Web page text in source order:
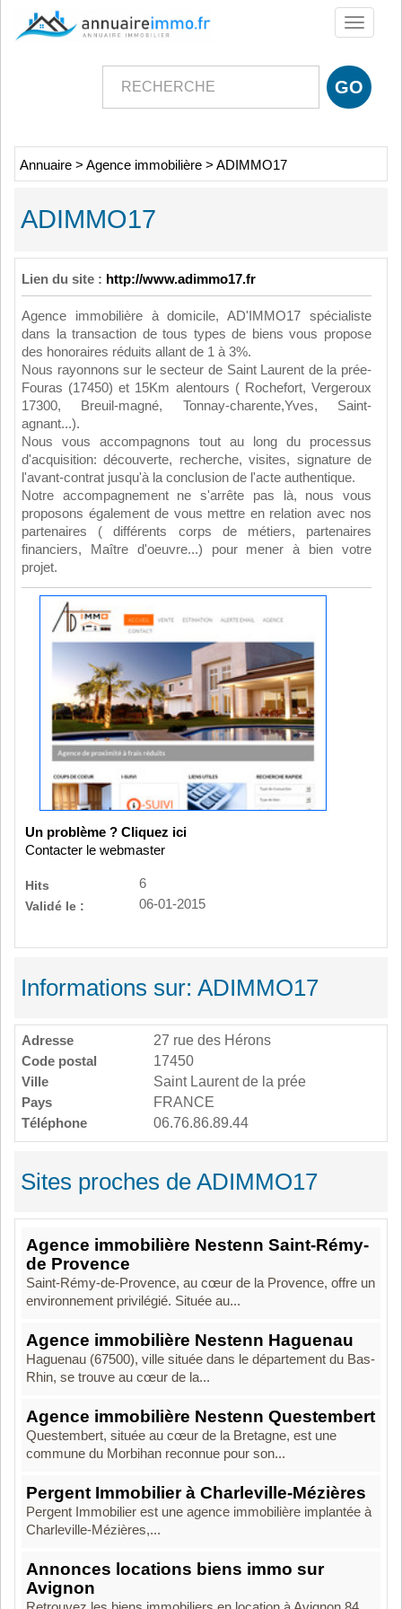
Toggle
Annuaire > Agence immobilière > ADIMMO17
ADIMMO17
Lien du site : http://www.adimmo17.fr
Agence immobilière à domicile, AD'IMMO17 spécialiste
dans la transaction de tous types de biens vous propose
des honoraires réduits allant de 1 à 3%.
Nous rayonnons sur le secteur de Saint Laurent de la prée-
Fouras (17450) et 15Km alentours ( Rochefort, Vergeroux
17300, Breuil-magné, Tonnay-charente,Yves, Saint-
agnant...).
Nous vous accompagnons tout au long du processus
d'acquisition: découverte, recherche, visites, signature de
l'avant-contrat jusqu'à la conclusion de l'acte authentique.
Notre accompagnement ne s'arrête pas là, nous vous
proposons également de vous mettre en relation avec nos
partenaires ( différents corps de métiers, partenaires
financiers, Maître d'oeuvre...) pour mener à bien votre
projet.
Un problème ? Cliquez ici
Contacter le webmaster
Hits
6
Validé le :
06-01-2015
Informations sur: ADIMMO17
Adresse
27 rue des Hérons
Code postal
17450
Ville
Saint Laurent de la prée
Pays
FRANCE
Téléphone
06.76.86.89.44
Sites proches de ADIMMO17
Agence immobilière Nestenn Saint-Rémy-
de Provence
Saint-Rémy-de-Provence, au cœur de la Provence, offre un
environnement privilégié. Située au...
Agence immobilière Nestenn Haguenau
Haguenau (67500), ville située dans le département du Bas-
Rhin, se trouve au cœur de la...
Agence immobilière Nestenn Questembert
Questembert, située au cœur de la Bretagne, est une
commune du Morbihan reconnue pour son...
Pergent Immobilier à Charleville-Mézières
Pergent Immobilier est une agence immobilière implantée à
Charleville-Mézières,...
Annonces locations biens immo sur
Avignon